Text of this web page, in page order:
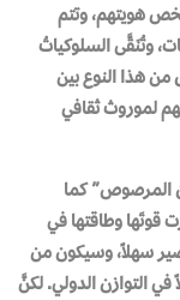
هويتهم، وتتم
وتُنَقَّى السلوكياتُ
من هذا النوع بين
لموروث ثقافي
المرصوص” كما
قوتَها وطاقتها في
سهلاً، وسيكون من
في التوازن الدولي. لكنَّ